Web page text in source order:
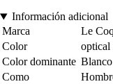
Información adicional
Marca
Le
Color
optical
Color dominante Blanco
Como